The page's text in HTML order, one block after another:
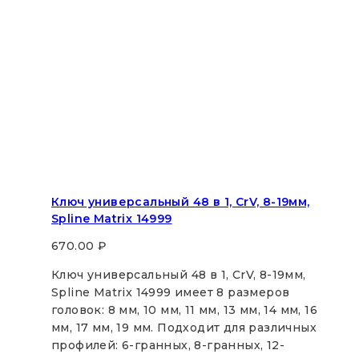
Ключ универсальный 48 в 1, СrV, 8-19мм,
Spline Matrix 14999
670.00 ₽
Ключ универсальный 48 в 1, СrV, 8-19мм,
Spline Matrix 14999 имеет 8 размеров
головок: 8 мм, 10 мм, 11 мм, 13 мм, 14 мм, 16
мм, 17 мм, 19 мм. Подходит для различных
профилей: 6-гранных, 8-гранных, 12-